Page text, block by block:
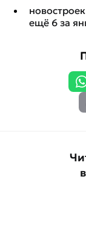
ещё 6 за